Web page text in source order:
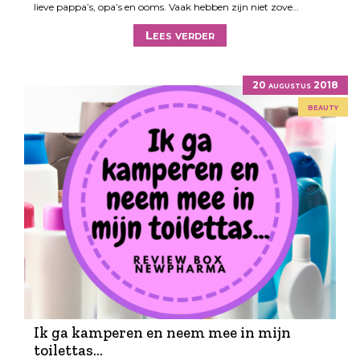
lieve pappa’s, opa’s en ooms. Vaak hebben zijn niet zove…
Lees verder
20 augustus 2018
beauty
Ik ga kamperen en neem mee in mijn
toilettas…